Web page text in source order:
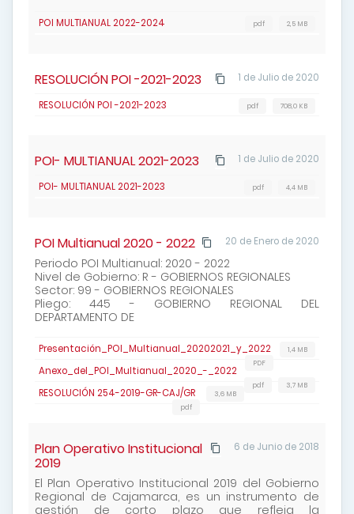
POI MULTIANUAL 2022-2024 2,5 MB
pdf
1 de Julio de 2020
RESOLUCIÓN POI -2021-2023
RESOLUCIÓN POI -2021-2023 708,0 KB
pdf
1 de Julio de 2020
POI- MULTIANUAL 2021-2023
POI- MULTIANUAL 2021-2023 4,4 MB
pdf
20 de Enero de 2020
POI Multianual 2020 - 2022
Periodo POI Multianual: 2020 - 2022
Nivel de Gobierno: R - GOBIERNOS REGIONALES
Sector: 99 - GOBIERNOS REGIONALES
Pliego: 445 - GOBIERNO REGIONAL DEL
DEPARTAMENTO DE
Presentación_POI_Multianual_20202021_y_2022
1,4 MB
PDF
Anexo_del_POI_Multianual_2020_-_2022
3,7 MB
pdf
RESOLUCIÓN 254-2019-GR-CAJ/GR
3,6 MB
pdf
6 de Junio de 2018
Plan Operativo Institucional
2019
El Plan Operativo Institucional 2019 del Gobierno
Regional de Cajamarca, es un instrumento de
gestión de corto plazo que refleja la